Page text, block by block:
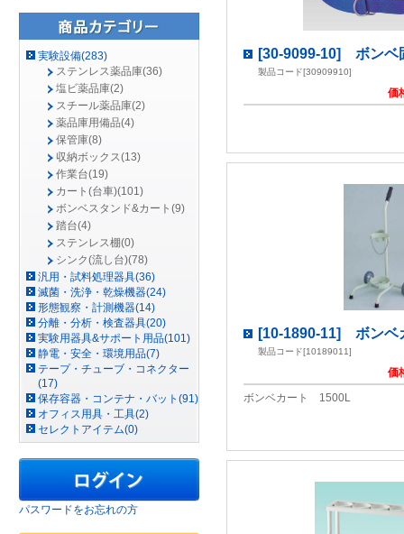
実験設備(283)
ステンレス薬品庫(36)
塩ビ薬品庫(2)
スチール薬品庫(2)
薬品庫用備品(4)
保管庫(8)
収納ボックス(13)
作業台(19)
カート(台車)(101)
ボンベスタンド&カート(9)
踏台(4)
ステンレス棚(0)
シンク(流し台)(78)
汎用・試料処理器具(36)
滅菌・洗浄・乾燥機器(24)
形態観察・計測機器(14)
分離・分析・検査器具(20)
実験用器具&サポート用品(101)
静電・安全・環境用品(7)
テープ・チューブ・コネクター
(17)
保存容器・コンテナ・バット(91)
オフィス用具・工具(2)
セレクトアイテム(0)
パスワードをお忘れの方
[30-9099-10] ボンベ
製品コード[30909910]
価
[10-1890-11] ボン
製品コード[10189011]
価
ボンベカート 1500L